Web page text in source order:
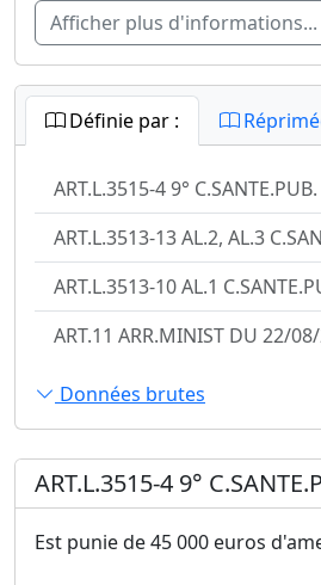
Afficher plus d'informations...
Définie par :
ART.L.3515-4 9° C.SANTE.PUB.
ART.L.3513-13 AL.2, AL.3
ART.L.3513-10 AL.1
ART.11 ARR.MINIST DU 22/
Données brutes
ART.L.3515-4 9°
Est punie de 45 000 euros